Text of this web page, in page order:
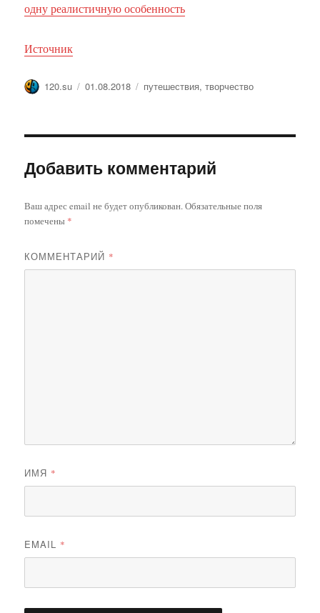
одну реалистичную особенность
Источник
Автор
120.su Опубликовано
01.08.2018 Метки
путешествия,творчество
Добавить комментарий
Ваш адрес email не будет опубликован.Обязательные поля
помечены *
КОММЕНТАРИЙ *
ИМЯ *
EMAIL *